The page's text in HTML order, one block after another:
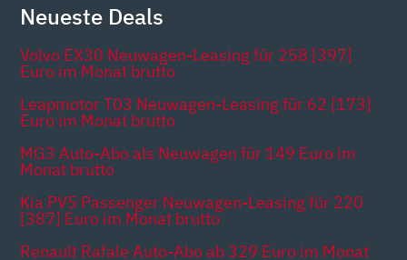
Neueste Deals
Volvo EX30 Neuwagen-Leasing für 258 [397]
Euro im Monat brutto
Leapmotor T03 Neuwagen-Leasing für 62 [173]
Euro im Monat brutto
MG3 Auto-Abo als Neuwagen für 149 Euro im
Monat brutto
Kia PV5 Passenger Neuwagen-Leasing für 220
[387] Euro im Monat brutto
Renault Rafale Auto-Abo ab 329 Euro im Monat